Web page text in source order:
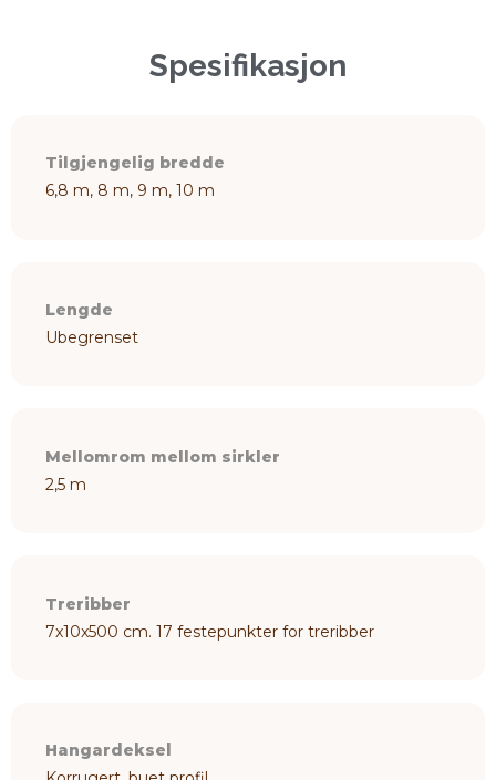
Spesifikasjon
Tilgjengelig bredde
6,8 m, 8 m, 9 m, 10 m
Lengde
Ubegrenset
Mellomrom mellom sirkler
2,5 m
Treribber
7x10x500 cm. 17 festepunkter for treribber
Hangardeksel